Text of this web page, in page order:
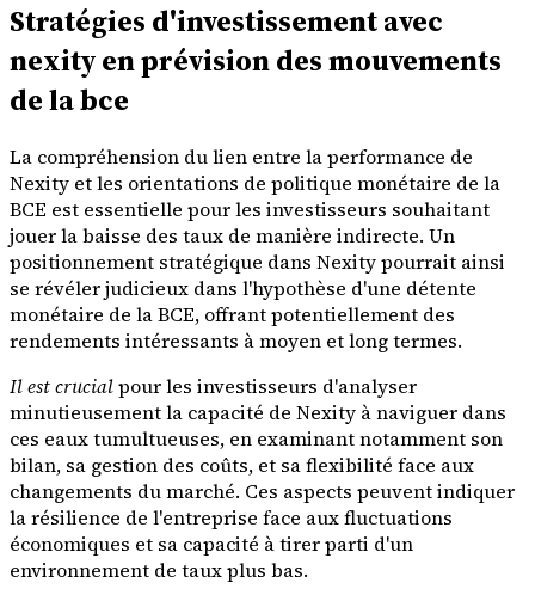
Stratégies d'investissement avec
nexity en prévision des mouvements
de la bce
La compréhension du lien entre la performance de
Nexity et les orientations de politique monétaire de la
BCE est essentielle pour les investisseurs souhaitant
jouer la baisse des taux de manière indirecte. Un
positionnement stratégique dans Nexity pourrait ainsi
se révéler judicieux dans l'hypothèse d'une détente
monétaire de la BCE, offrant potentiellement des
rendements intéressants à moyen et long termes.
Il est crucialpour les investisseurs d'analyser
minutieusement la capacité de Nexity à naviguer dans
ces eaux tumultueuses, en examinant notamment son
bilan, sa gestion des coûts, et sa flexibilité face aux
changements du marché. Ces aspects peuvent indiquer
la résilience de l'entreprise face aux fluctuations
économiques et sa capacité à tirer parti d'un
environnement de taux plus bas.